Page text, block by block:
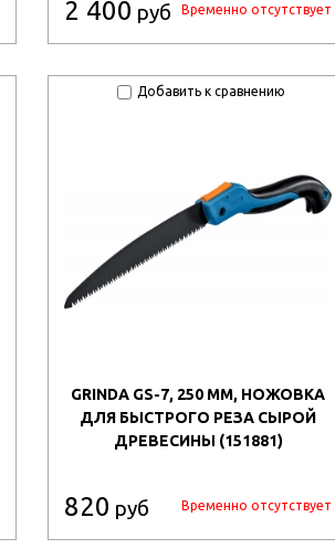
2 400 руб Временно отсутствует
Добавить к сравнению
GRINDA GS-7, 250 ММ, НОЖОВКА
ДЛЯ БЫСТРОГО РЕЗА СЫРОЙ
ДРЕВЕСИНЫ (151881)
820 руб Временно отсутствует